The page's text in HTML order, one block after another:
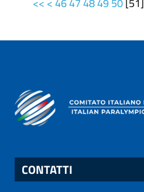
<< <4647484950[51]
CONTATTI